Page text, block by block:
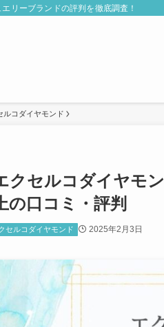
リーブランドの評判を徹底調査！
ルコダイヤモンド
クセルコダイヤモ
の口コミ・評判
セルコダイヤモンド 2025年2月3日